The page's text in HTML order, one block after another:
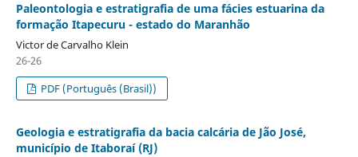
Paleontologia e estratigrafia de uma fácies estuarina da
formação Itapecuru - estado do Maranhão
Victor de Carvalho Klein
26-26
PDF (Português (Brasil))
Geologia e estratigrafia da bacia calcária de Jão José,
município de Itaboraí (RJ)